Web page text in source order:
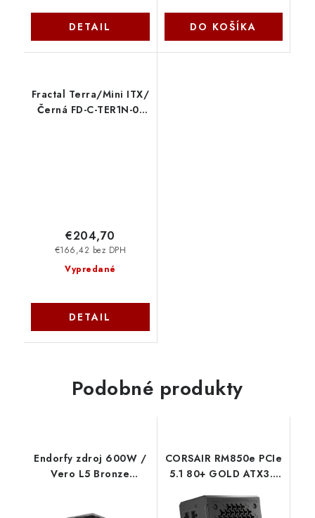
DETAIL DO KOŠÍKA
Fractal Terra/Mini ITX/
Černá FD-C-TER1N-01
Vypredané
€166,42 bez DPH
€204,70
DETAIL
Podobné produkty
Endorfy zdroj 600W /
Vero L5 Bronze
CORSAIR RM850e PCIe
5.1 80+ GOLD ATX3.1
Corsair